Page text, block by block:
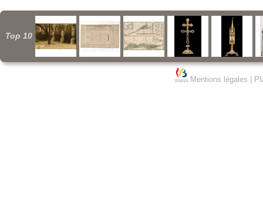
Top 10
Mentions légales